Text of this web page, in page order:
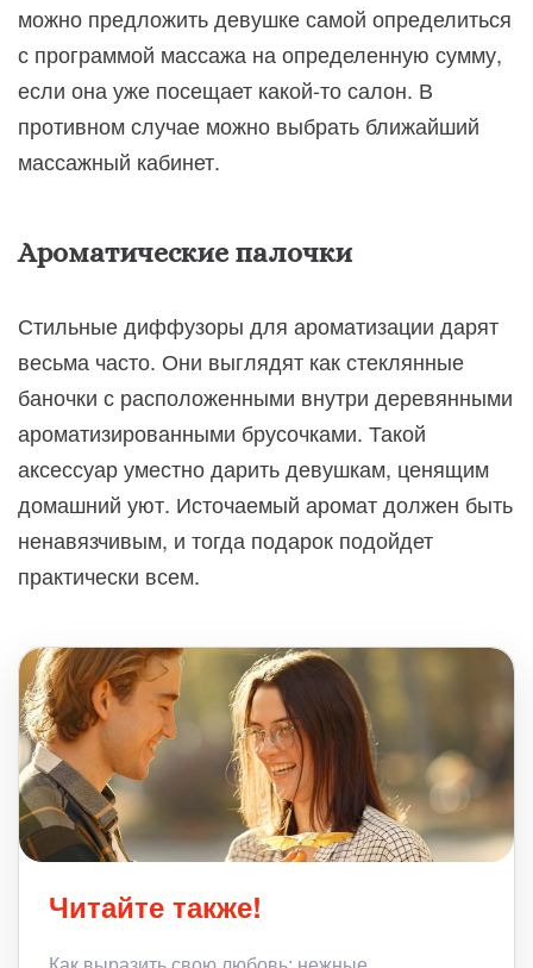
можно предложить девушке самой определиться
с программой массажа на определенную сумму,
если она уже посещает какой-то салон. В
противном случае можно выбрать ближайший
массажный кабинет.
Ароматические палочки
Стильные диффузоры для ароматизации дарят
весьма часто. Они выглядят как стеклянные
баночки с расположенными внутри деревянными
ароматизированными брусочками. Такой
аксессуар уместно дарить девушкам, ценящим
домашний уют. Источаемый аромат должен быть
ненавязчивым, и тогда подарок подойдет
практически всем.
Читайте также!